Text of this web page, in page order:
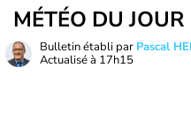
MÉTÉO DU JOUR
Bulletin établi par Pascal
Actualisé à 17h15